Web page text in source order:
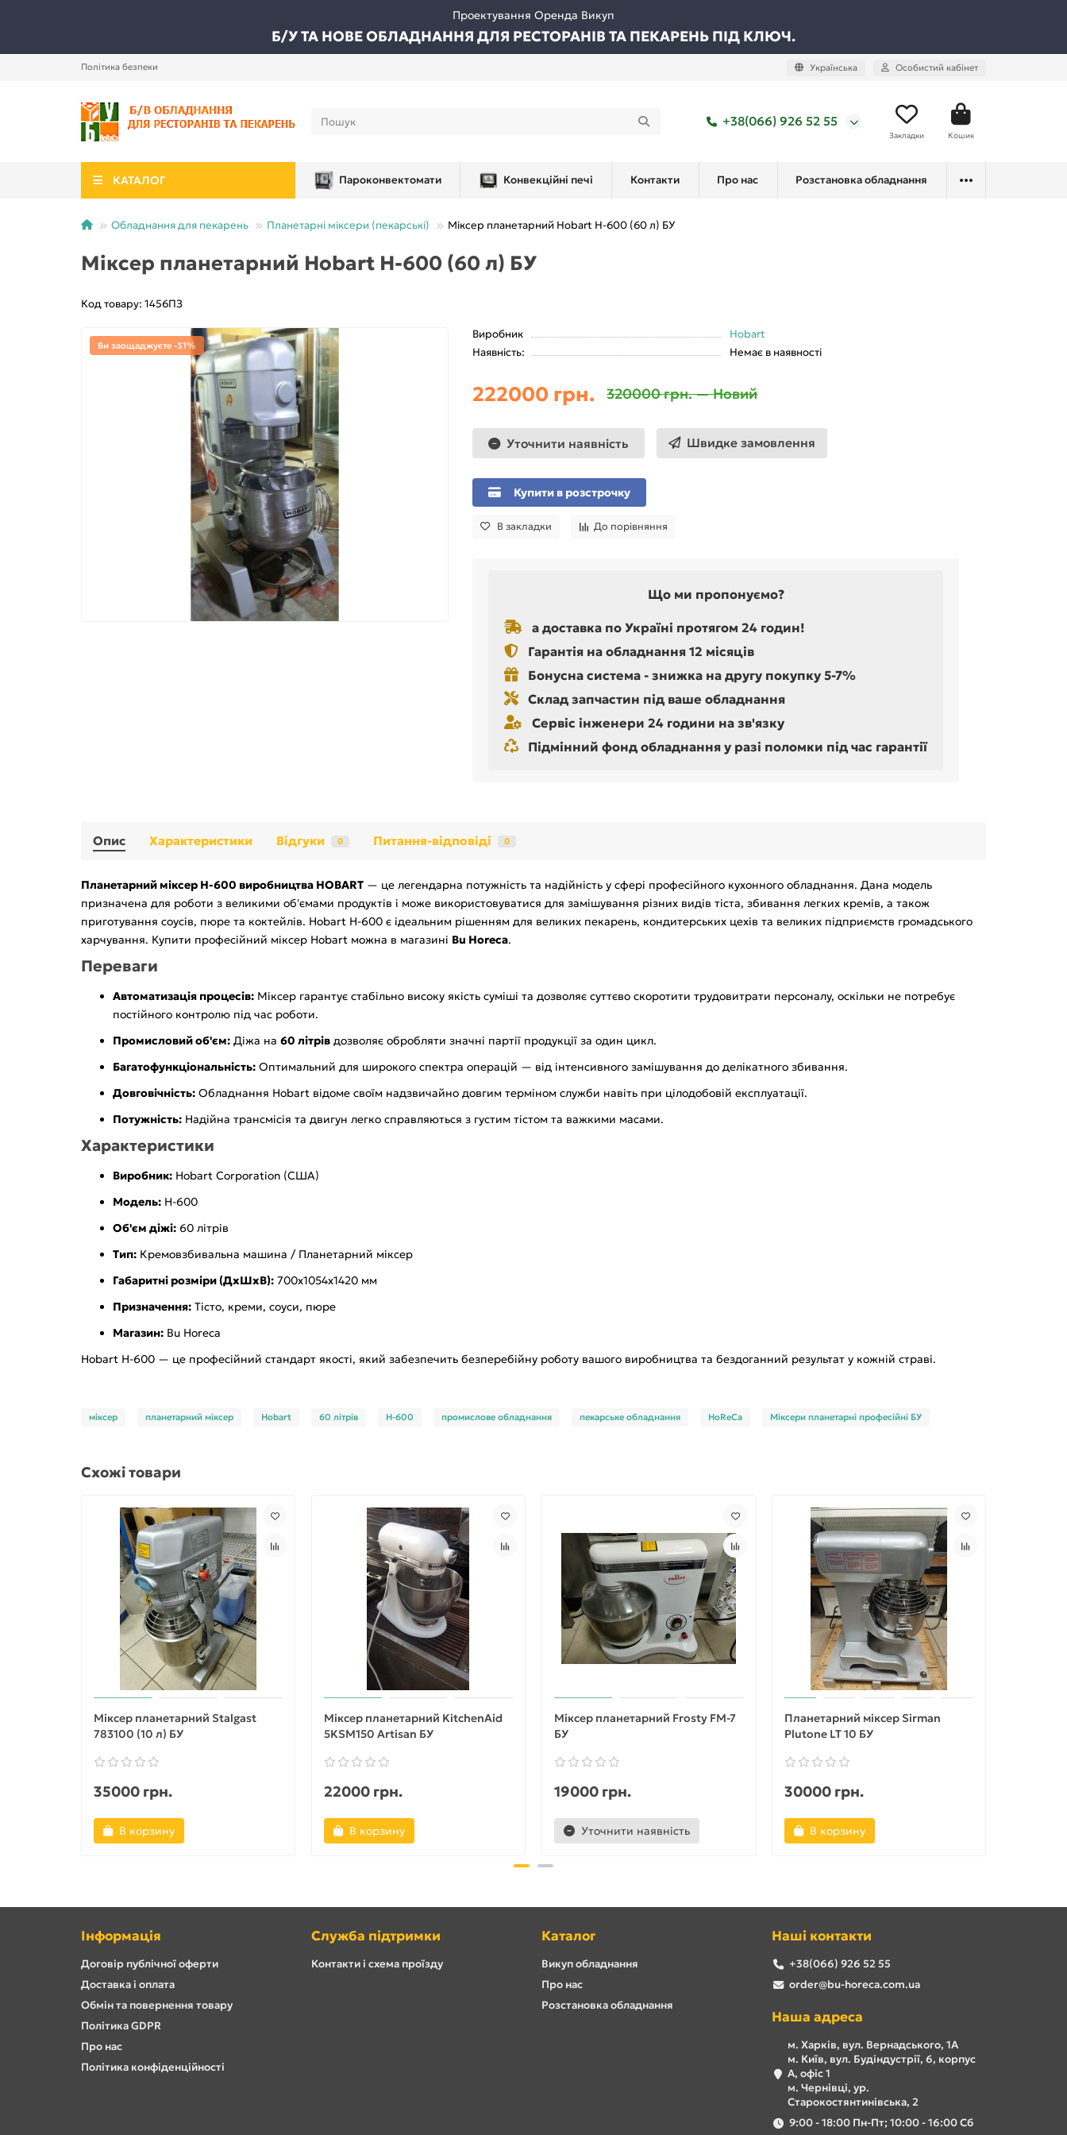
Проектування Оренда Викуп
Б/У ТА НОВЕ ОБЛАДНАННЯ ДЛЯ РЕСТОРАНІВ ТА ПЕКАРЕНЬ ПІД КЛЮЧ.
Політика безпеки Українська Особистий кабінет
+38(066) 926 52 55
Закладки Кошик
КАТАЛОГ Пароконвектомати Конвекційні печі Контакти Про нас Розстановка обладнання
Обладнання для пекарень Планетарні міксери (пекарські) Міксер планетарний Hobart H-600 (60 л) БУ
Міксер планетарний Hobart H-600 (60 л) БУ
Код товару: 1456ПЗ
Ви заощаджуєте -31%
Виробник
Hobart
Наявність:
Немає в наявності
222000 грн. 320000 грн. — Новий
Уточнити наявність Швидке замовлення
Купити в розстрочку
В закладки До порівняння
Що ми пропонуємо?
а доставка по Україні протягом 24 годин!
Гарантія на обладнання 12 місяців
Бонусна система - знижка на другу покупку 5-7%
Склад запчастин під ваше обладнання
Сервіс інженери 24 години на зв'язку
Підмінний фонд обладнання у разі поломки під час гарантії
Опис Характеристики Відгуки 0 Питання-відповіді 0
Планетарний міксер H-600 виробництва HOBART — це легендарна потужність та надійність у сфері професійного кухонного обладнання. Дана модель
призначена для роботи з великими об'ємами продуктів і може використовуватися для замішування різних видів тіста, збивання легких кремів, а також
приготування соусів, пюре та коктейлів. Hobart H-600 є ідеальним рішенням для великих пекарень, кондитерських цехів та великих підприємств громадського
харчування. Купити професійний міксер Hobart можна в магазині Bu Horeca.
Переваги
Автоматизація процесів: Міксер гарантує стабільно високу якість суміші та дозволяє суттєво скоротити трудовитрати персоналу, оскільки не потребує
постійного контролю під час роботи.
Промисловий об'єм: Діжа на 60 літрів дозволяє обробляти значні партії продукції за один цикл.
Багатофункціональність: Оптимальний для широкого спектра операцій — від інтенсивного замішування до делікатного збивання.
Довговічність: Обладнання Hobart відоме своїм надзвичайно довгим терміном служби навіть при цілодобовій експлуатації.
Потужність: Надійна трансмісія та двигун легко справляються з густим тістом та важкими масами.
Характеристики
Виробник: Hobart Corporation (США)
Модель: H-600
Об'єм діжі: 60 літрів
Тип: Кремовзбивальна машина / Планетарний міксер
Габаритні розміри (ДхШхВ): 700х1054х1420 мм
Призначення: Тісто, креми, соуси, пюре
Магазин: Bu Horeca
Hobart H-600 — це професійний стандарт якості, який забезпечить безперебійну роботу вашого виробництва та бездоганний результат у кожній страві.
міксер планетарний міксер Hobart 60 літрів H-600 промислове обладнання пекарське обладнання HoReCa Міксери планетарні професійні БУ
Схожі товари
Міксер планетарний Stalgast
783100 (10 л) БУ
35000 грн.
В корзину
Міксер планетарний KitchenAid
5KSM150 Artisan БУ
22000 грн.
В корзину
Міксер планетарний Frosty FM-7
БУ
19000 грн.
Уточнити наявність
Планетарний міксер Sirman
Plutone LT 10 БУ
30000 грн.
В корзину
Інформація
Договір публічної оферти
Доставка і оплата
Обмін та повернення товару
Політика GDPR
Про нас
Політика конфіденційності
Служба підтримки
Контакти і схема проїзду
Каталог
Викуп обладнання
Про нас
Розстановка обладнання
Наші контакти
+38(066) 926 52 55
order@bu-horeca.com.ua
Наша адреса
м. Харків, вул. Вернадського, 1А
м. Київ, вул. Будіндустрії, 6, корпус
А, офіс 1
м. Чернівці, ур.
Старокостянтинівська, 2
9:00 - 18:00 Пн-Пт; 10:00 - 16:00 Сб